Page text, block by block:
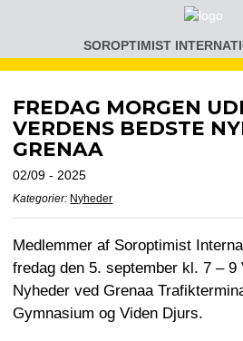
SOROPTIMIST
FREDAG MORGEN
VERDENS BEDSTE
GRENAA
02/09 - 2025
Kategorier: Nyheder
Medlemmer af Soroptimist
fredag den 5. september kl. 7 – 9
Nyheder ved Grenaa
Gymnasium og Viden Djurs.